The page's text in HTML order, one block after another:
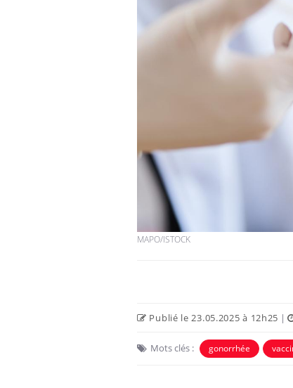
MAPO/ISTOCK
Publié le 23.05.2025 à 12h25 |
Mots clés : gonorrhée